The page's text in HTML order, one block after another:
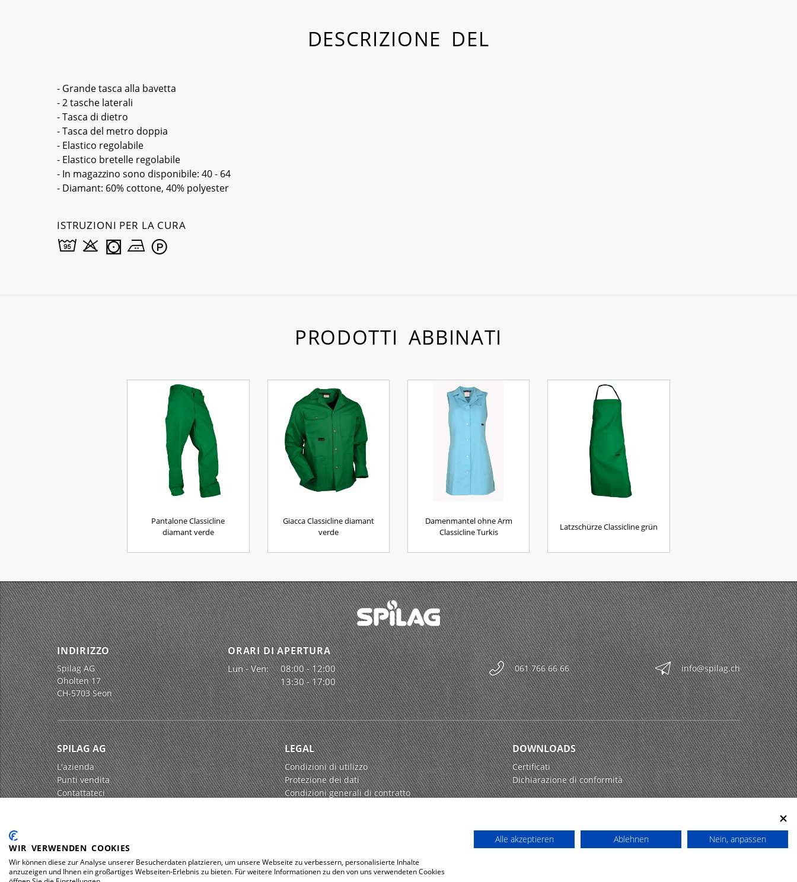
DESCRIZIONE DEL
- Grande tasca alla bavetta
- 2 tasche laterali
- Tasca di dietro
- Tasca del metro doppia
- Elastico regolabile
- Elastico bretelle regolabile
- In magazzino sono disponibile: 40 - 64
- Diamant: 60% cottone, 40% polyester
ISTRUZIONI PER LA CURA
PRODOTTI ABBINATI
Pantalone Classicline
diamant verde
Giacca Classicline diamant
verde
Damenmantel ohne Arm
Classicline Turkis
Latzschürze Classicline grün
INDIRIZZO
Spilag AG
Oholten 17
CH-5703 Seon
ORARI DI APERTURA
Lun - Ven:
08:00 - 12:00
13:30 - 17:00
061 766 66 66 info@spilag.ch
SPILAG AG
L'azienda
Punti vendita
Contattateci
LEGAL
Condizioni di utilizzo
Protezione dei dati
Condizioni generali di contratto
DOWNLOADS
Certificati
Dichiarazione di conformità
Impressum Protezione dei dati
© 2026 Spilag AG
WIR VERWENDEN COOKIES
Wir können diese zur Analyse unserer Besucherdaten platzieren, um unsere Webseite zu verbessern, personalisierte Inhalte
anzuzeigen und Ihnen ein großartiges Webseiten-Erlebnis zu bieten. Für weitere Informationen zu den von uns verwendeten Cookies
Alle akzeptieren Ablehnen Nein, anpassen